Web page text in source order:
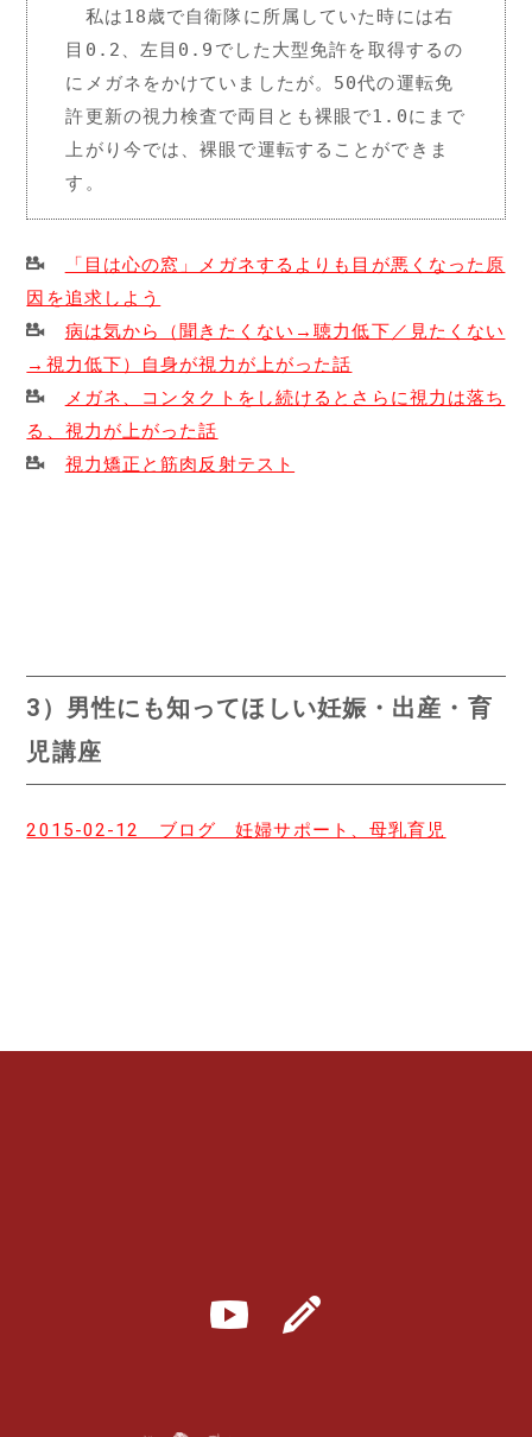
私は18歳で自衛隊に所属していた時には右
目0.2、左目0.9でした大型免許を取得するの
にメガネをかけていましたが。50代の運転免
許更新の視力検査で両目とも裸眼で1.0にまで
上がり今では、裸眼で運転することができま
す。
「目は心の窓」メガネするよりも目が悪くなった原
因を追求しよう
病は気から（聞きたくない→聴力低下／見たくない
→視力低下）自身が視力が上がった話
メガネ、コンタクトをし続けるとさらに視力は落ち
る、視力が上がった話
視力矯正と筋肉反射テスト
3） 男性にも知ってほしい妊娠・出産・育
児講座
2015-02-12 ブログ 妊婦サポート、母乳育児